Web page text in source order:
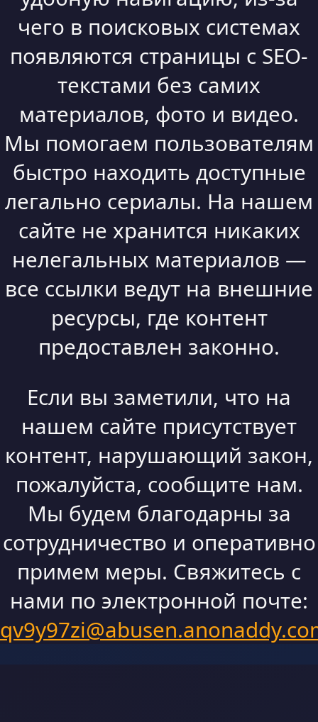
чего в поисковых системах
появляются страницы с SEO-
текстами без самих
материалов, фото и видео.
Мы помогаем пользователям
быстро находить доступные
легально сериалы. На нашем
сайте не хранится никаких
нелегальных материалов —
все ссылки ведут на внешние
ресурсы, где контент
предоставлен законно.
Если вы заметили, что на
нашем сайте присутствует
контент, нарушающий закон,
пожалуйста, сообщите нам.
Мы будем благодарны за
сотрудничество и оперативно
примем меры. Свяжитесь с
нами по электронной почте: